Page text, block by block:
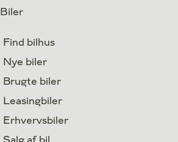
Biler
Find bilhus
Nye biler
Brugte biler
Leasingbiler
Erhvervsbiler